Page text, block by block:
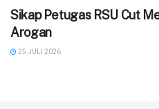
‎Sikap Petugas RSU Cut
Arogan
25 JULI 2026